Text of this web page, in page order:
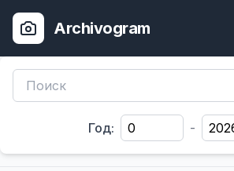
Archivogram
Год: -